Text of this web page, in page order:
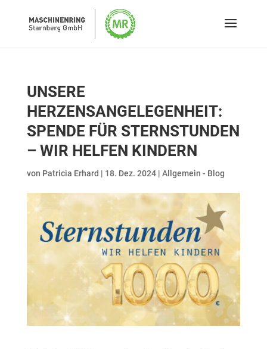
UNSERE
HERZENSANGELEGENHEIT:
SPENDE FÜR STERNSTUNDEN
– WIR HELFEN KINDERN
von Patricia Erhard | 18. Dez. 2024| Allgemein - Blog